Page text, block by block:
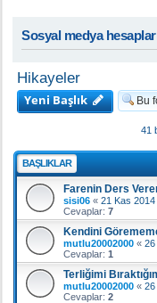
Sosyal medya
Hikayeler
Yeni Başlık
41
BAŞLIKLAR
Farenin Ders
sisi06 « 21 Kas
Cevaplar: 7
Kendini
mutlu20002000 « 26
Cevaplar: 1
Terliğimi
mutlu20002000 « 26
Cevaplar: 2